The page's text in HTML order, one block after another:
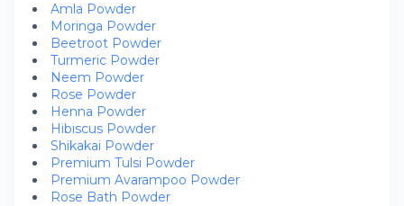
Amla Powder
Moringa Powder
Beetroot Powder
Turmeric Powder
Neem Powder
Rose Powder
Henna Powder
Hibiscus Powder
Shikakai Powder
Premium Tulsi Powder
Premium Avarampoo Powder
Rose Bath Powder